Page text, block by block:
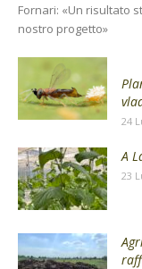
Fornari: «Un risultato
nostro progetto»
24
A
23